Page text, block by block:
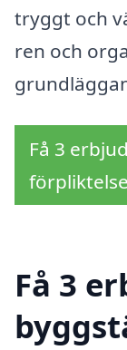
tryggt och
ren och
Få 3
Få 3